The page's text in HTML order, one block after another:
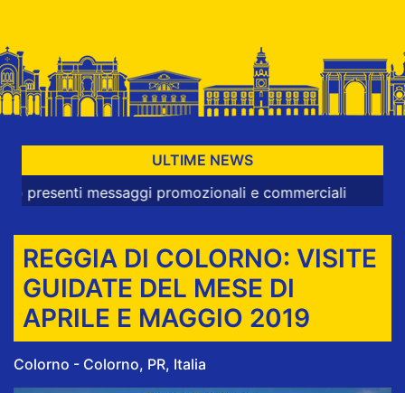
ULTIME NEWS
messaggi promozionali e commerciali
REGGIA DI COLORNO: VISITE
GUIDATE DEL MESE DI
APRILE E MAGGIO 2019
Colorno - Colorno, PR, Italia